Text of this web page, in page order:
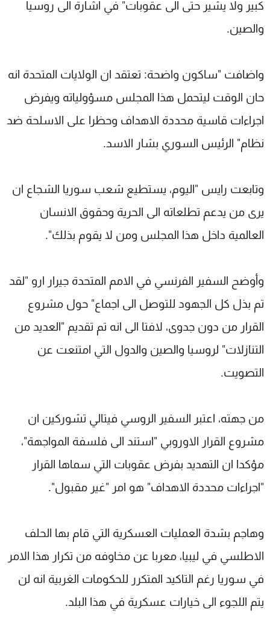
كبير ولا يشير حتى الى عقوبات" في اشارة الى روسيا
والصين.
واضافت "ساكون واضحة: تعتقد ان الولايات المتحدة انه
حان الوقت ليتحمل هذا المجلس مسؤولياته ويفرض
اجراءات قاسية محددة الاهداف وحظرا على الاسلحة ضد
نظام" الرئيس السوري بشار الاسد.
وتابعت رايس "اليوم، يستطيع شعب سوريا الشجاع ان
يرى من يدعم تطلعاته الى الحرية وحقوق الانسان
العالمية داخل هذا المجلس ومن لا يقوم بذلك".
وأوضح السفير الفرنسي في الامم المتحدة جيرار ارو "لقد
تم بذل كل الجهود للتوصل الى اجماع" حول مشروع
القرار من دون جدوى، لافتا الى انه تم تقديم "العديد من
التنازلات" لروسيا والصين والدول التي امتنعت عن
التصويت.
من جهته، اعتبر السفير الروسي فيتالي تشوركين ان
مشروع القرار الاوروبي "استند الى فلسفة المواجهة"،
مؤكدا ان التهديد بفرض عقوبات التي سماها القرار
"اجراءات محددة الاهداف" هو امر "غير مقبول".
وهاجم بشدة العمليات العسكرية التي قام بها الحلف
الاطلسي في ليبيا، معربا عن مخاوفه من تكرار هذا الامر
في سوريا رغم التاكيد المتكرر للحكومات الغربية انه لن
يتم اللجوء الى خيارات عسكرية في هذا البلد.